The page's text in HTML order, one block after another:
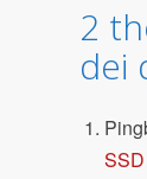
2
dei